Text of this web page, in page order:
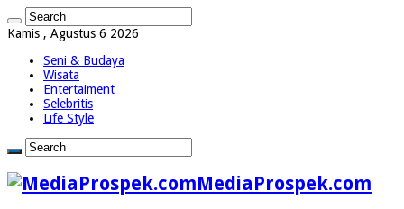
Kamis , Agustus 6 2026
Seni & Budaya
Wisata
Entertaiment
Selebritis
Life Style
MediaProspek.com